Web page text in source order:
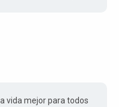
vida mejor para todos